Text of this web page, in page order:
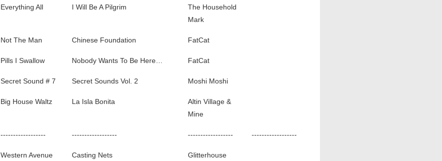
Everything All I Will Be A Pilgrim
The Household
Mark
Not The Man Chinese Foundation FatCat
Pills I Swallow Nobody Wants To Be Here… FatCat
Secret Sound # 7 Secret Sounds Vol. 2 Moshi Moshi
Big House Waltz La Isla Bonita
Altin Village &
Mine
------------------ ------------------ ------------------ ------------------
Western Avenue Casting Nets Glitterhouse